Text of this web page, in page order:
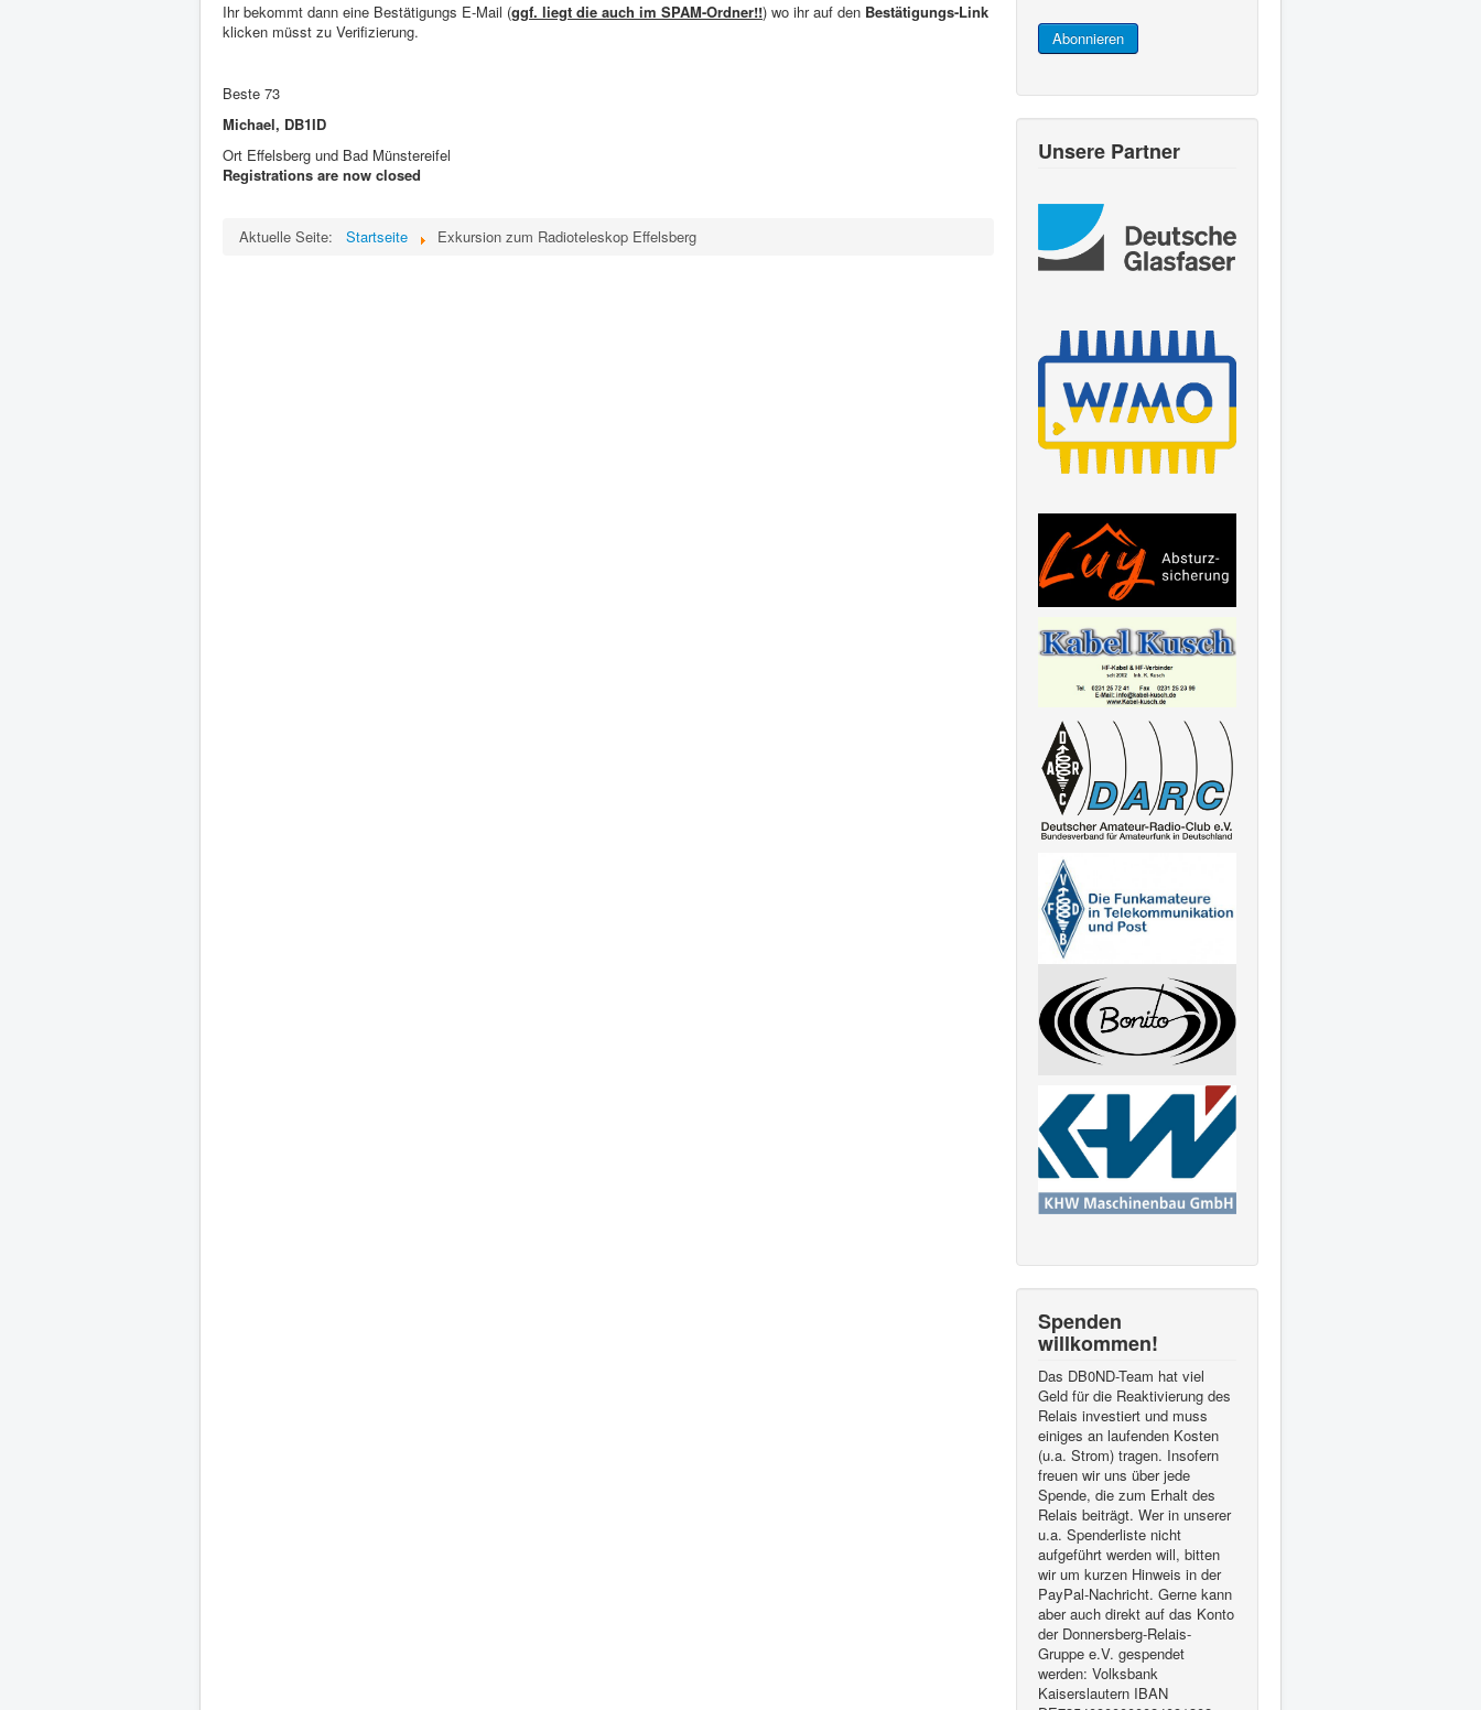
Ihr bekommt dann eine Bestätigungs E-Mail (ggf. liegt die auch im SPAM-Ordner!!) wo ihr auf den Bestätigungs-Link
klicken müsst zu Verifizierung.
Beste 73
Michael, DB1ID
Ort Effelsberg und Bad Münstereifel
Registrations are now closed
Aktuelle Seite: Startseite Exkursion zum Radioteleskop Effelsberg
Abonnieren
Unsere Partner
Spenden
willkommen!
Das DB0ND-Team hat viel
Geld für die Reaktivierung des
Relais investiert und muss
einiges an laufenden Kosten
(u.a. Strom) tragen. Insofern
freuen wir uns über jede
Spende, die zum Erhalt des
Relais beiträgt. Wer in unserer
u.a. Spenderliste nicht
aufgeführt werden will, bitten
wir um kurzen Hinweis in der
PayPal-Nachricht. Gerne kann
aber auch direkt auf das Konto
der Donnersberg-Relais-
Gruppe e.V. gespendet
werden: Volksbank
Kaiserslautern IBAN